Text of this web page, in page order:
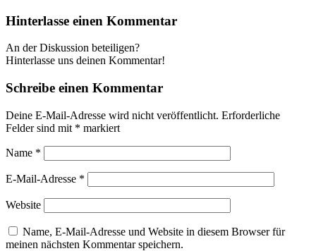
Hinterlasse einen Kommentar
An der Diskussion beteiligen?
Hinterlasse uns deinen Kommentar!
Schreibe einen Kommentar
Deine E-Mail-Adresse wird nicht veröffentlicht. Erforderliche
Felder sind mit * markiert
Name *
E-Mail-Adresse *
Website
Name, E-Mail-Adresse und Website in diesem Browser für
meinen nächsten Kommentar speichern.